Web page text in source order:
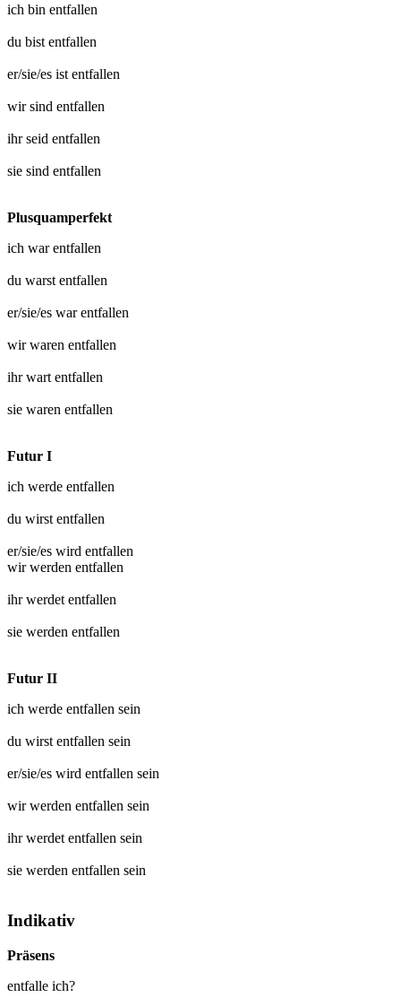
ich bin entfallen
du bist entfallen
er/sie/es ist entfallen
wir sind entfallen
ihr seid entfallen
sie sind entfallen
Plusquamperfekt
ich warentfallen
du warst entfallen
er/sie/es warentfallen
wir waren entfallen
ihr wart entfallen
sie waren entfallen
Futur I
ich werde entfallen
du wirst entfallen
er/sie/es wird entfallen
wir werden entfallen
ihr werdet entfallen
sie werden entfallen
Futur II
ich werde entfallen sein
du wirst entfallen sein
er/sie/es wird entfallen sein
wir werden entfallen sein
ihr werdet entfallen sein
sie werden entfallen sein
Indikativ
Präsens
entfalle ich?